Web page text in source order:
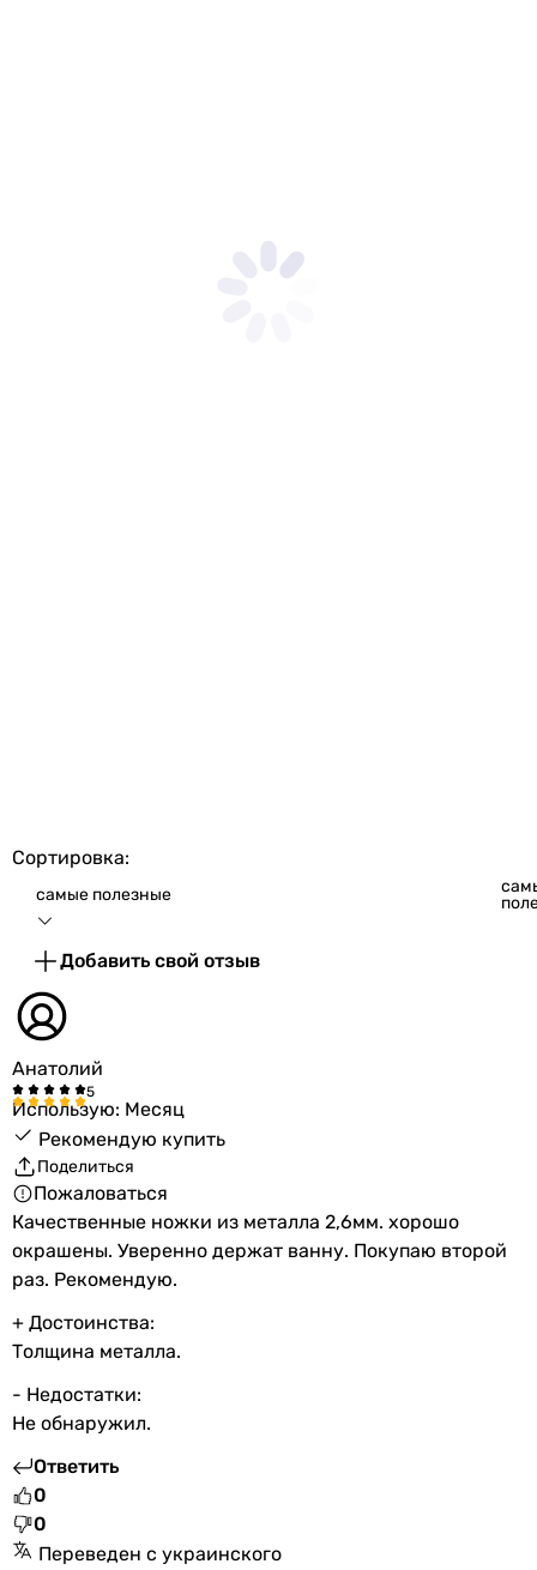
Сортировка:
самые полезные
Добавить свой отзыв
Анатолий
Использую: Месяц
Рекомендую купить
Поделиться
Пожаловаться
Качественные ножки из металла 2,6мм. хорошо
окрашены. Уверенно держат ванну. Покупаю второй
раз. Рекомендую.
+ Достоинства:
Толщина металла.
- Недостатки:
Не обнаружил.
Ответить
0
0
Переведен с украинского